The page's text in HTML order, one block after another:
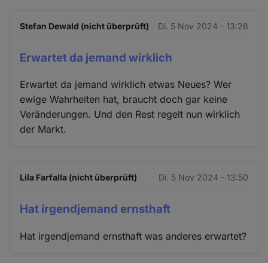
Stefan Dewald (nicht überprüft) Di. 5 Nov 2024 - 13:26
Erwartet da jemand wirklich
Erwartet da jemand wirklich etwas Neues? Wer
ewige Wahrheiten hat, braucht doch gar keine
Veränderungen. Und den Rest regelt nun wirklich
der Markt.
Lila Farfalla (nicht überprüft) Di. 5 Nov 2024 - 13:50
Hat irgendjemand ernsthaft
Hat irgendjemand ernsthaft was anderes erwartet?